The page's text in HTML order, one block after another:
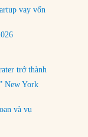
vay vốn
trở thành
New York
và vụ